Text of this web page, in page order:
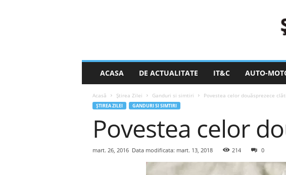
i
ACASA DE ACTUALITATE IT&C AUTO-
Acasă Știrea Zilei Ganduri si simtiri Povestea celor douăsprezece
ȘTIREA ZILEI GANDURI SI SIMTIRI
Povestea celor
mart. 26, 2016 Data modificata: mart. 13, 2018 214 0